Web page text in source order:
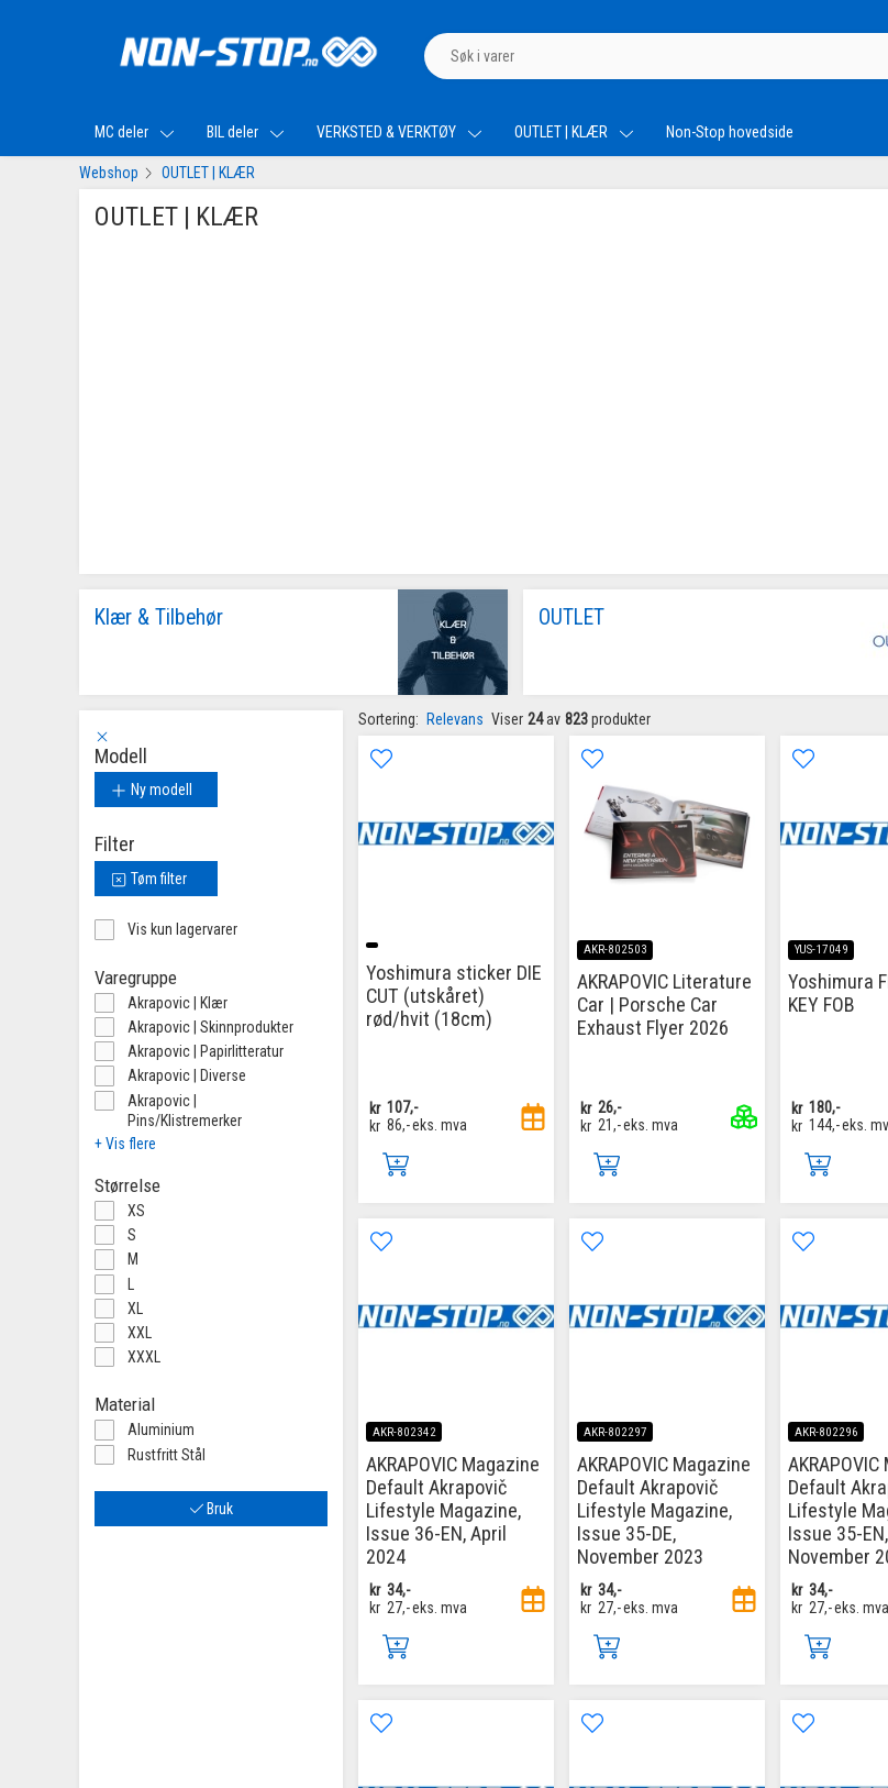
MC deler BIL deler VERKSTED & VERKTØY OUTLET | KLÆR Non-Stop hovedside
Webshop OUTLET | KLÆR
OUTLET | KLÆR
Klær & Tilbehør OUTLET
Modell
Ny modell
Filter
Tøm filter
Vis kun lagervarer
Varegruppe
Akrapovic | Klær
Akrapovic | Skinnprodukter
Akrapovic | Papirlitteratur
Akrapovic | Diverse
Akrapovic |
Pins/Klistremerker
+ Vis flere
Størrelse
XS
S
M
L
XL
XXL
XXXL
Material
Aluminium
Rustfritt Stål
Bruk
Sortering: Relevans Viser 24 av 823 produkter
Yoshimura sticker DIE
CUT (utskåret)
rød/hvit (18cm)
kr 107,-
kr 86,-eks. mva
AKR-802503
AKRAPOVIC Literature
Car | Porsche Car
Exhaust Flyer 2026
kr 26,-
kr 21,-eks. mva
YUS-17049
Yoshimura
KEY FOB
kr 180,-
kr 144,-eks.
AKR-802342
AKRAPOVIC Magazine
Default Akrapovič
Lifestyle Magazine,
Issue 36-EN, April
2024
kr 34,-
kr 27,-eks. mva
AKR-802297
AKRAPOVIC Magazine
Default Akrapovič
Lifestyle Magazine,
Issue 35-DE,
November 2023
kr 34,-
kr 27,-eks. mva
AKR-802296
Default
Lifestyle
Issue 35-EN,
November
kr 34,-
kr 27,-eks. mva